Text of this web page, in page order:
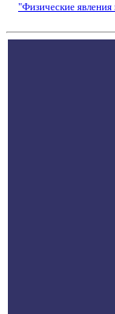
"Физические явления